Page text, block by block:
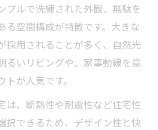
る効率的な家事動線の考え
取りで家事ストレスを軽減
注文住宅の使いやすさを決
視すべきモダン住宅の工夫
プルで洗練された外観、無駄を
る空間構成が特徴です。大きな
採用されることが多く、自然光
るいリビングや、家事動線を意
が人気です。
は、断熱性や耐震性など住宅性
択できるため、デザイン性と快